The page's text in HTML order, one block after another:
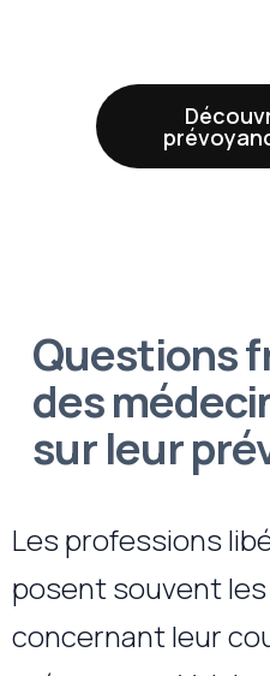
Questions
des
sur leur
Les professions
posent souvent
concernant leur